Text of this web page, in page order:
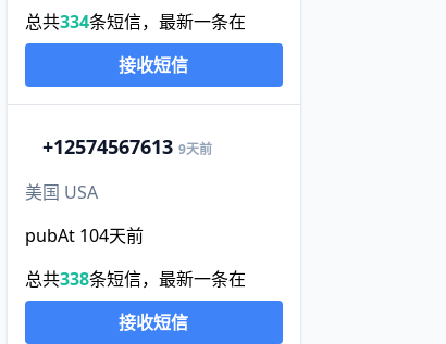
总共334条短信，最新一条在
接收短信
+12574567613 9天前
美国 USA
pubAt 104天前
总共338条短信，最新一条在
接收短信